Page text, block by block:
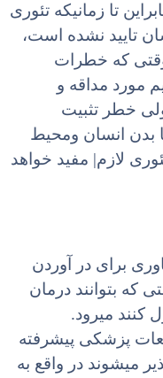
تا زمانیکه تئوری
تایید نشده است،
وقتی که خطرات
مورد مداقه و
خطر تثبیت
بدن انسان ومحیط
لازم| مفید خواهد
برای در آوردن
که بتوانند درمان
کنند میرود.
پزشکی پیشرفته
میشوند در واقع به